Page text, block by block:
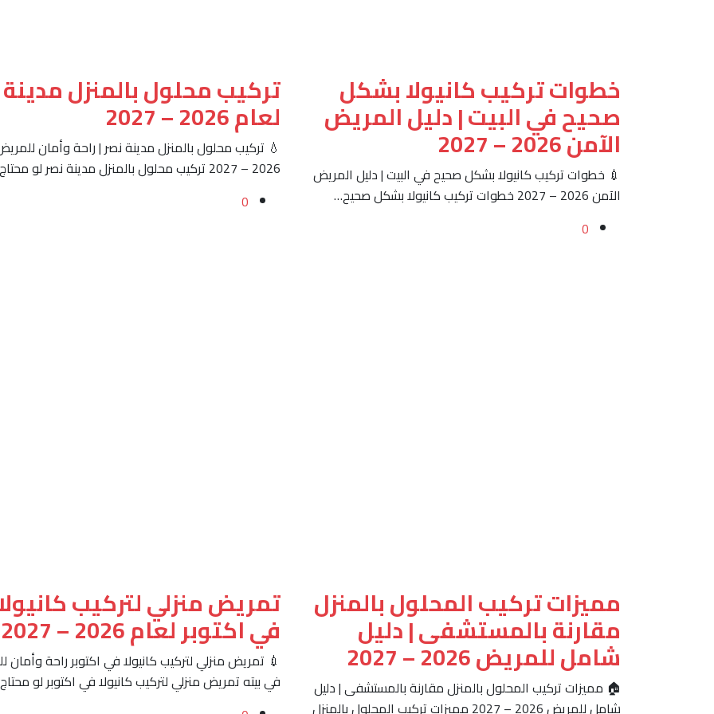
خطوات تركيب كانيولا بشكل
صحيح في البيت | دليل المريض
الآمن 2026 – 2027
💉 خطوات تركيب كانيولا بشكل صحيح في البيت | دليل المريض
الآمن 2026 – 2027 خطوات تركيب كانيولا بشكل صحيح…
0
تركيب محلول بالمنزل
لعام 2026 – 2027
💧 تركيب محلول بالمنزل مدينة نصر | راحة وأمان
2026 – 2027 تركيب محلول بالمنزل مدينة نصر لو محتاج…
0
مميزات تركيب المحلول بالمنزل
مقارنة بالمستشفى | دليل
شامل للمريض 2026 – 2027
🏠 مميزات تركيب المحلول بالمنزل مقارنة بالمستشفى | دليل
شامل للمريض 2026 – 2027 مميزات تركيب المحلول بالمنزل
تمريض منزلي لتركيب
في اكتوبر لعام 2026 – 2027
💉 تمريض منزلي لتركيب كانيولا في اكتوبر راحة وأمان
في بيته تمريض منزلي لتركيب كانيولا في اكتوبر لو